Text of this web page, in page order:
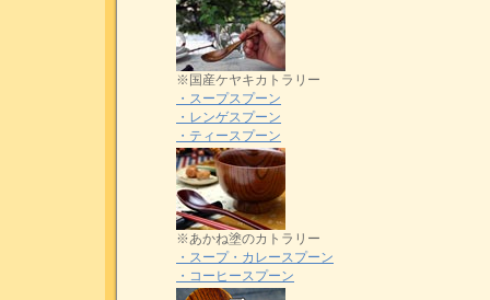
※国産ケヤキカトラリー
・スープスプーン
・レンゲスプーン
・ティースプーン
※あかね塗のカトラリー
・スープ・カレースプーン
・コーヒースプーン